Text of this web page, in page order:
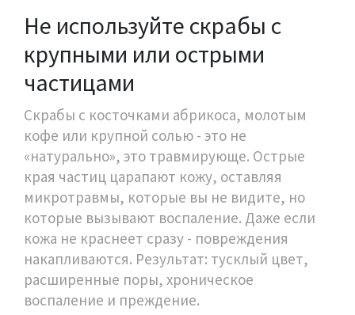
Не используйте скрабы с
крупными или острыми
частицами
Скрабы с косточками абрикоса, молотым
кофе или крупной солью - это не
«натурально», это травмирующе. Острые
края частиц царапают кожу, оставляя
микротравмы, которые вы не видите, но
которые вызывают воспаление. Даже если
кожа не краснеет сразу - повреждения
накапливаются. Результат: тусклый цвет,
расширенные поры, хроническое
воспаление и преждение.